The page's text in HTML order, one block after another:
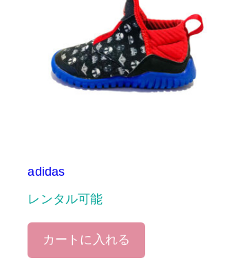
adidas
レンタル可能
カートに入れる